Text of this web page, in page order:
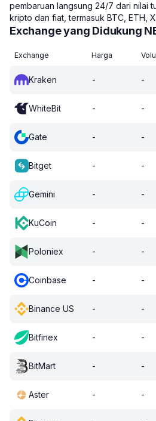
pembaruan langsung 24/7 dari nilai
kripto dan fiat, termasuk BTC, ETH,
Exchange yang Didukung
Exchange Harga
Kraken - -
WhiteBit - -
Gate - -
Bitget - -
Gemini - -
KuCoin - -
Poloniex - -
Coinbase - -
Binance US - -
Bitfinex - -
BitMart - -
Aster - -